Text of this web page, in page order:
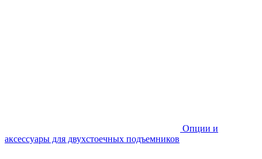
Опции и
аксессуары для двухстоечных подъемников